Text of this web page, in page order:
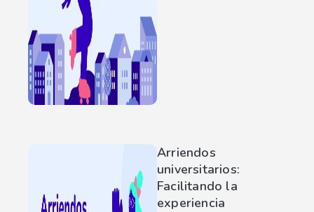
Arriendos
universitarios:
Facilitando la
experiencia